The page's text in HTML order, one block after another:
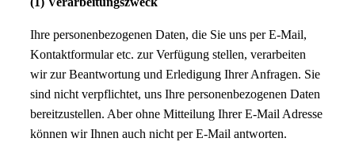
Ihre personenbezogenen Daten, die Sie uns per E-Mail,
Kontaktformular etc. zur Verfügung stellen, verarbeiten
wir zur Beantwortung und Erledigung Ihrer Anfragen. Sie
sind nicht verpflichtet, uns Ihre personenbezogenen Daten
bereitzustellen. Aber ohne Mitteilung Ihrer E-Mail Adresse
können wir Ihnen auch nicht per E-Mail antworten.